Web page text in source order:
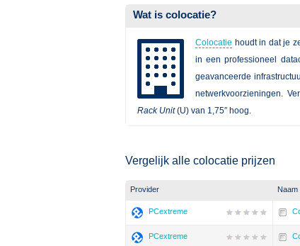
Wat is colocatie?
Colocatie houdt in dat je
in een professioneel
geavanceerde
netwerkvoorzieningen.
Rack Unit(U) van 1,75″ hoog.
Vergelijk alle colocatie prijzen
Provider Naam
PCextreme
PCextreme